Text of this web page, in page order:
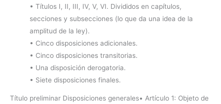
• Títulos I, II, III, IV, V, VI. Divididos en capítulos,
secciones y subsecciones (lo que da una idea de la
amplitud de la ley).
• Cinco disposiciones adicionales.
• Cinco disposiciones transitorias.
• Una disposición derogatoria.
• Siete disposiciones finales.
Título preliminar Disposiciones generales• Artículo 1: Objeto de